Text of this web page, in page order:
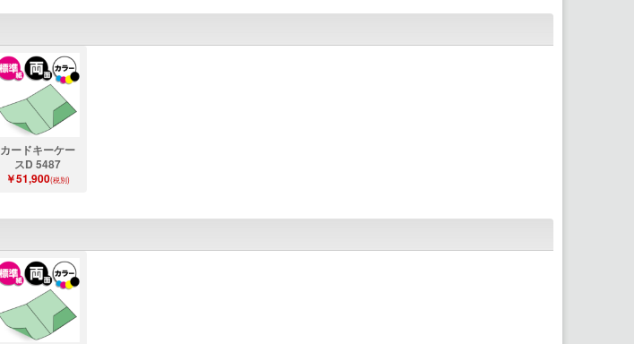
カードキーケー
スD 5487
￥51,900(税別)